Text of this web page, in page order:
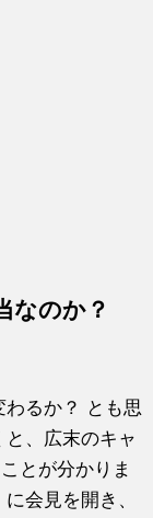
なのか？
わるか？ とも思
、広末のキャ
とが分かりま
会見を開き、